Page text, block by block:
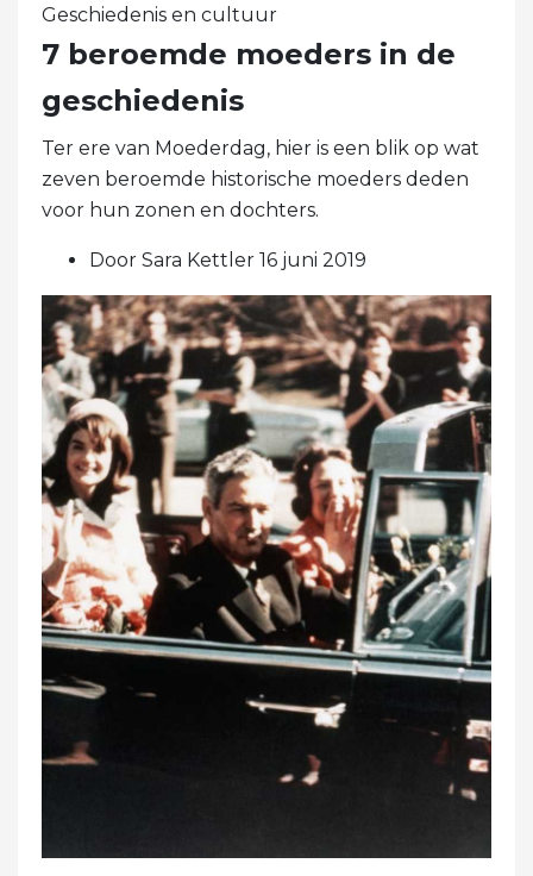
Geschiedenis en cultuur
7 beroemde moeders in de
geschiedenis
Ter ere van Moederdag, hier is een blik op wat
zeven beroemde historische moeders deden
voor hun zonen en dochters.
Door Sara Kettler 16 juni 2019